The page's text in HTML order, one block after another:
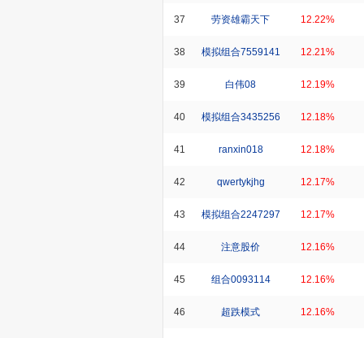
37 劳资雄霸天下 12.22%
38 模拟组合7559141 12.21%
39 白伟08 12.19%
40 模拟组合3435256 12.18%
41 ranxin018 12.18%
42 qwertykjhg 12.17%
43 模拟组合2247297 12.17%
44 注意股价 12.16%
45 组合0093114 12.16%
46 超跌模式 12.16%